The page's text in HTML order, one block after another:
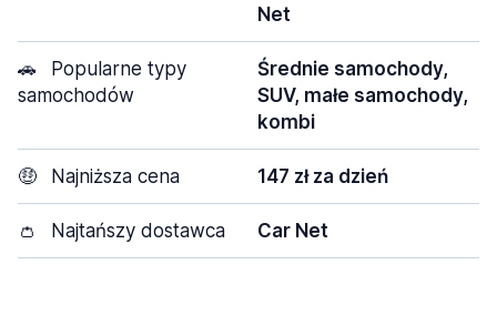
Net
🚗
Popularne typy
samochodów
Średnie samochody,
SUV, małe samochody,
kombi
🤑 Najniższa cena 147 zł za dzień
👛 Najtańszy dostawca Car Net